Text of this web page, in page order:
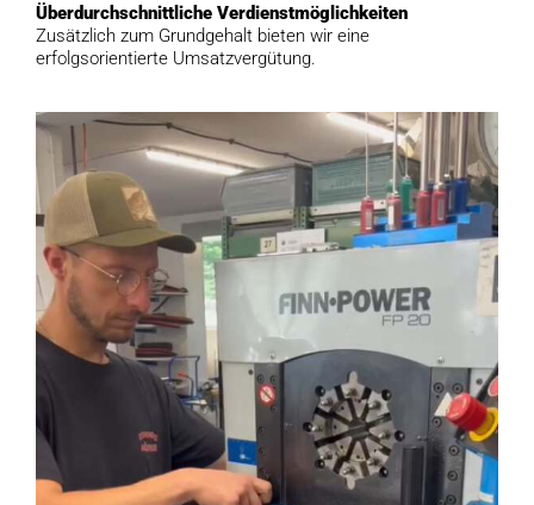
Überdurchschnittliche Verdienstmöglichkeiten
Zusätzlich zum Grundgehalt bieten wir eine
erfolgsorientierte Umsatzvergütung.